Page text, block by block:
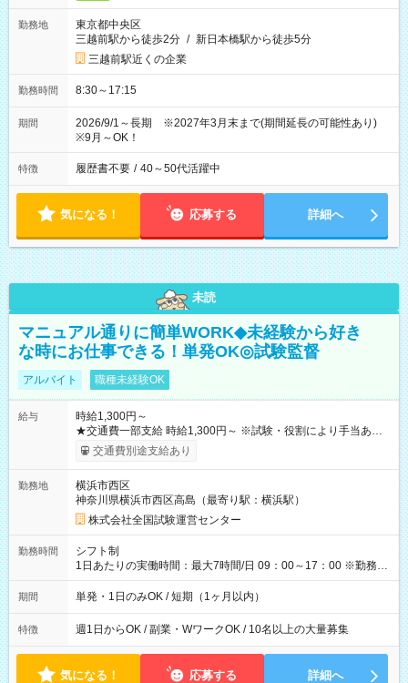
勤務地
東京都中央区
三越前駅から徒歩2分 / 新日本橋駅から徒歩5分
三越前駅近くの企業
勤務時間 8:30～17:15
期間
2026/9/1～長期 ※2027年3月末まで(期間延長の可能性あり)
※9月～OK！
特徴 履歴書不要 / 40～50代活躍中
気になる！ 応募する 詳細へ
未読
マニュアル通りに簡単WORK◆未経験から好き
な時にお仕事できる！単発OK◎試験監督
アルバイト 職種未経験OK
給与
時給1,300円～
★交通費一部支給 時給1,300円～ ※試験・役割により手当あり
※勤務回数により昇給あり 【即給（前払い）オプションあ
り！】 希望される場合、勤務から1週間ほどで給与の一部を受け
例】 ・河合塾模擬試験 8:30～17:30（休憩1時間） 時給1,300円
×8時間＝日収10,400円＋交通費 ※当日の役割により時給＋100
円の場合あり ・国家試験 7:00～13:30（休憩なし） 時給1,300
円（役割手当＋100円）×6時間＝日収8,400円＋交通費 【試用期
間】試用期間なし
交通費別途支給あり
勤務地
横浜市西区
神奈川県横浜市西区高島（最寄り駅：横浜駅）
株式会社全国試験運営センター
勤務時間
シフト制
1日あたりの実働時間：最大7時間/日 09：00～17：00 ※勤務時
間は 試験により異なります。
期間 単発・1日のみOK / 短期（1ヶ月以内）
特徴 週1日からOK / 副業・WワークOK / 10名以上の大量募集
気になる！ 応募する 詳細へ